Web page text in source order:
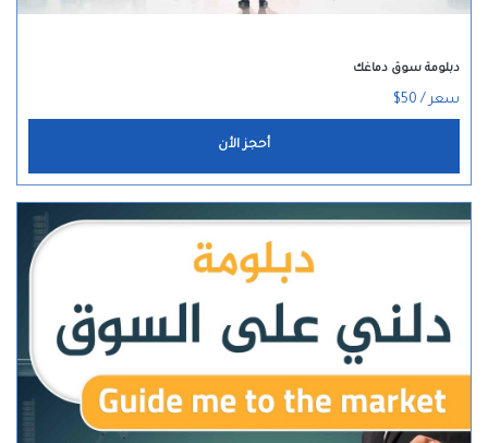
دبلومة سوق دماغك
سعر / 50$
أحجز الأن